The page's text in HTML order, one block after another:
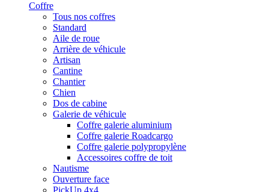
Coffre
Tous nos coffres
Standard
Aile de roue
Arrière de véhicule
Artisan
Cantine
Chantier
Chien
Dos de cabine
Galerie de véhicule
Coffre galerie aluminium
Coffre galerie Roadcargo
Coffre galerie polypropylène
Accessoires coffre de toit
Nautisme
Ouverture face
PickUp 4x4